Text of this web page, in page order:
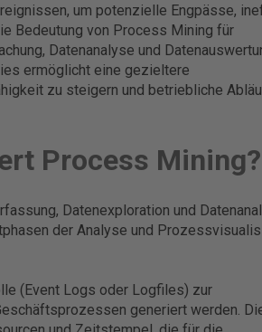
um potenzielle Engpässe,
Bedeutung von Process Mining für
Datenanalyse und
ermöglicht eine gezieltere
zu steigern und betriebliche
Process Mining?
Datenexploration und
der Analyse und
(Event Logs oder Logfiles) zur
generiert werden.